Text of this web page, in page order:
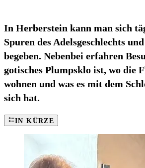
In Herberstein kann man sich
Spuren des Adelsgeschlechts
begeben. Nebenbei erfahren
gotisches Plumpsklo ist, wo die
wohnen und was es mit dem
sich hat.
IN KÜRZE